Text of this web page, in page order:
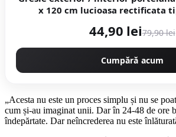
x
44,90 lei79,90 lei
Cumpără acum
„Acesta nu este un proces simplu și nu se
cum și-au imaginat unii. Dar în 24-48 de ore
îndepărtate. Dar neîncrederea nu este